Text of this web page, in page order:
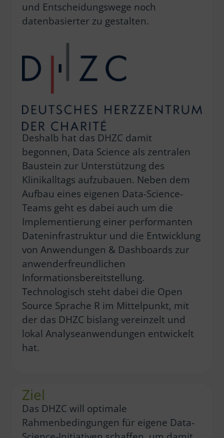
und Entscheidungswege noch
datenbasierter zu gestalten.
Deshalb hat das DHZC damit
begonnen, Data Science als zentralen
Baustein zur Unterstützung des
Klinikalltags aufzubauen. Neben dem
Aufbau eines eigenen Data-Science-
Teams geht es dabei auch um die
Implementierung einer performanten
Dateninfrastruktur und die Entwicklung
von Anwendungen & Dashboards zur
anwenderfreundlichen
Informationsbereitstellung.
Technologisch steht dabei die Open
Source Sprache R im Mittelpunkt, mit
der das DHZC bislang vereinzelt und
lokal Analyseanwendungen entwickelt
hat.
Ziel
Das DHZC will optimale
Rahmenbedingungen für eigene Data-